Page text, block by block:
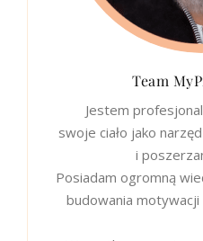
Team
Jestem
swoje ciało jako
i
Posiadam ogromną
budowania